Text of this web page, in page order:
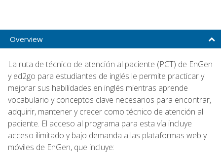
Overview
La ruta de técnico de atención al paciente (PCT) de EnGen
y ed2go para estudiantes de inglés le permite practicar y
mejorar sus habilidades en inglés mientras aprende
vocabulario y conceptos clave necesarios para encontrar,
adquirir, mantener y crecer como técnico de atención al
paciente. El acceso al programa para esta vía incluye
acceso ilimitado y bajo demanda a las plataformas web y
móviles de EnGen, que incluye: